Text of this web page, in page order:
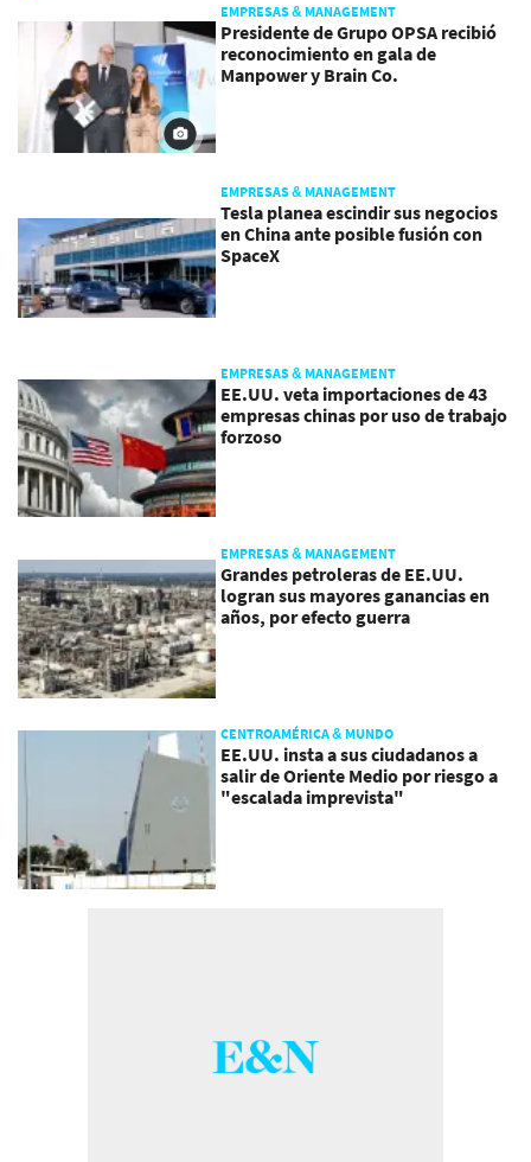
EMPRESAS & MANAGEMENT
Presidente de Grupo OPSA recibió
reconocimiento en gala de
Manpower y Brain Co.
EMPRESAS & MANAGEMENT
Tesla planea escindir sus negocios
en China ante posible fusión con
SpaceX
EMPRESAS & MANAGEMENT
EE.UU. veta importaciones de 43
empresas chinas por uso de trabajo
forzoso
EMPRESAS & MANAGEMENT
Grandes petroleras de EE.UU.
logran sus mayores ganancias en
años, por efecto guerra
CENTROAMÉRICA & MUNDO
EE.UU. insta a sus ciudadanos a
salir de Oriente Medio por riesgo a
"escalada imprevista"